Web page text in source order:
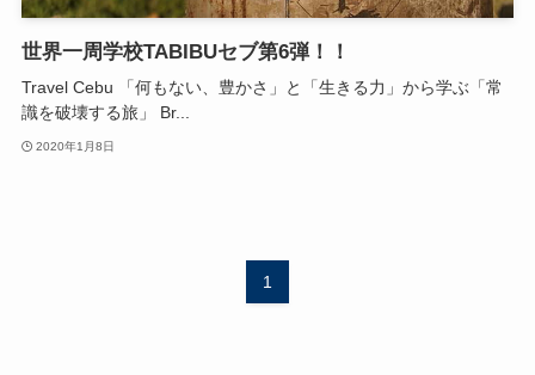
世界一周学校TABIBUセブ第6弾！！
Travel Cebu 「何もない、豊かさ」と「生きる力」から学ぶ「常
識を破壊する旅」 Br...
2020年1月8日
1